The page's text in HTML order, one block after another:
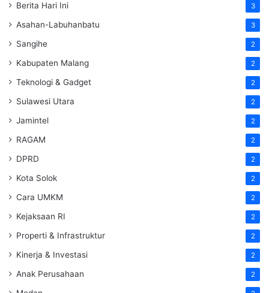
Berita Hari Ini 3
Asahan-Labuhanbatu 3
Sangihe 2
Kabupaten Malang 2
Teknologi & Gadget 2
Sulawesi Utara 2
Jamintel 2
RAGAM 2
DPRD 2
Kota Solok 2
Cara UMKM 2
Kejaksaan RI 2
Properti & Infrastruktur 2
Kinerja & Investasi 2
Anak Perusahaan 2